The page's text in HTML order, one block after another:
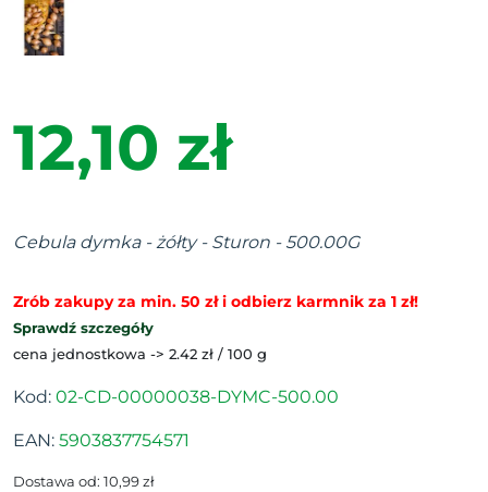
12,10 zł
Cebula dymka - żółty - Sturon - 500.00G
Zrób zakupy za min. 50 zł i odbierz karmnik za 1 zł!
Sprawdź szczegóły
cena jednostkowa -> 2.42 zł / 100 g
Kod: 02-CD-00000038-DYMC-500.00
EAN: 5903837754571
Dostawa od: 10,99 zł